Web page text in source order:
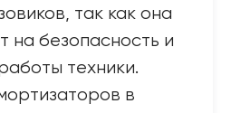
так как она
на безопасность и
техники.
в